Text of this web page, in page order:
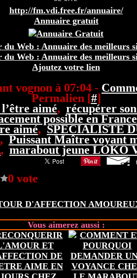
http://fm.vdi.free.fr/annuaire/
Annuaire gratuit
Ajoutez votre lien
vognon à 07:04 -
Permalien [#]
aimé, récupérer
possible en France
aimé,SPECIALISTE
,Puissant Maître voyant
,marabout jeune LOKO
0 vote
Vous aimerez aussi :